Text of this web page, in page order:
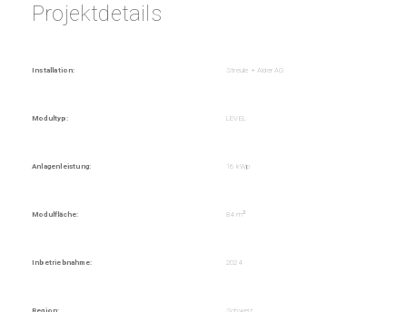
Projektdetails
Installation: Streule + Alder AG
Modultyp: LEVEL
Anlagenleistung: 16 kWp
Modulfläche: 84 m2
Inbetriebnahme: 2024